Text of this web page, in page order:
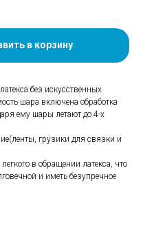
в корзину
без искусственных
шара включена обработка
ему шары летают до 4-х
грузики для связки и
в обращении латекса, что
и иметь безупречное